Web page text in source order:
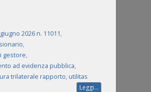
2026 n. 11011,
,
gestore,
ad evidenza pubblica,
trilaterale rapporto,utilitas
Leggi...